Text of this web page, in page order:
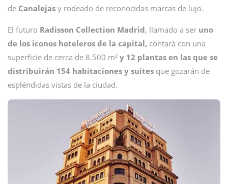
de Canalejas y rodeado de reconocidas marcas de lujo.
El futuro Radisson Collection Madrid, llamado a ser uno
de los iconos hoteleros de la capital, contará con una
superficie de cerca de 8.500 m² y 12 plantas en las que se
distribuirán 154 habitaciones y suites que gozarán de
espléndidas vistas de la ciudad.